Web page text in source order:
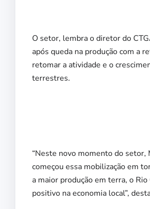
O setor, lembra o diretor do
após queda na produção com a
retomar a atividade e o
terrestres.
“Neste novo momento do
começou essa mobilização em
a maior produção em terra, o
positivo na economia local”,